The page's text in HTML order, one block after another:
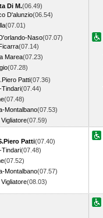
Di M.(06.49)
D'alunzio(06.54)
(07.01)
Naso(07.07)
(07.14)
Marea(07.23)
(07.28)
Patti(07.36)
Tindari(07.44)
(07.48)
Montalbano(07.53)
(07.59)
Patti(07.40)
Tindari(07.48)
(07.52)
Montalbano(07.57)
(08.03)